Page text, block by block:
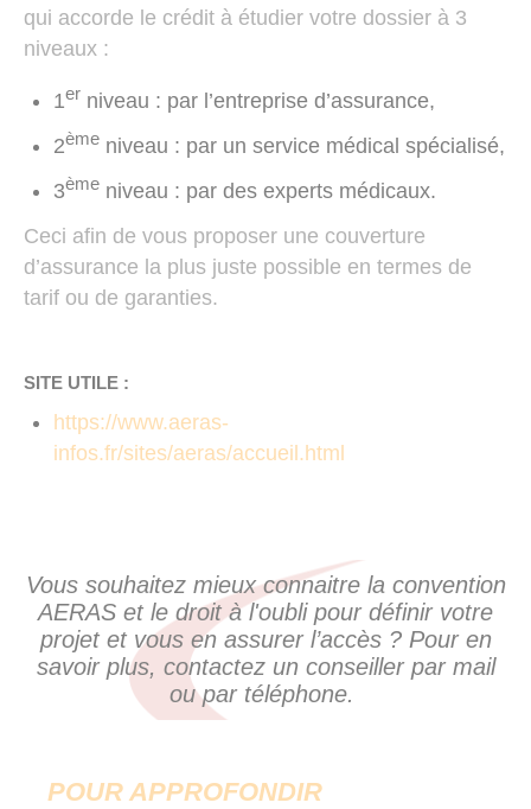
qui accorde le crédit à étudier votre dossier à 3
niveaux :
1er niveau : par l’entreprise d’assurance,
2ème niveau : par un service médical spécialisé,
3ème niveau : par des experts médicaux.
Ceci afin de vous proposer une couverture
d’assurance la plus juste possible en termes de
tarif ou de garanties.
SITE UTILE :
https://www.aeras-
infos.fr/sites/aeras/accueil.html
Vous souhaitez mieux connaitre la convention
AERAS et le droit à l'oubli pour définir votre
projet et vous en assurer l’accès ? Pour en
savoir plus, contactez un conseiller par mail
ou par téléphone.
POUR APPROFONDIR